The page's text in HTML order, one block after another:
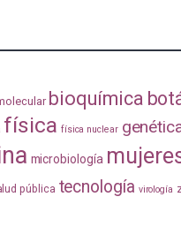
bioquímica
física física nuclear
microbiología
pública tecnología virología